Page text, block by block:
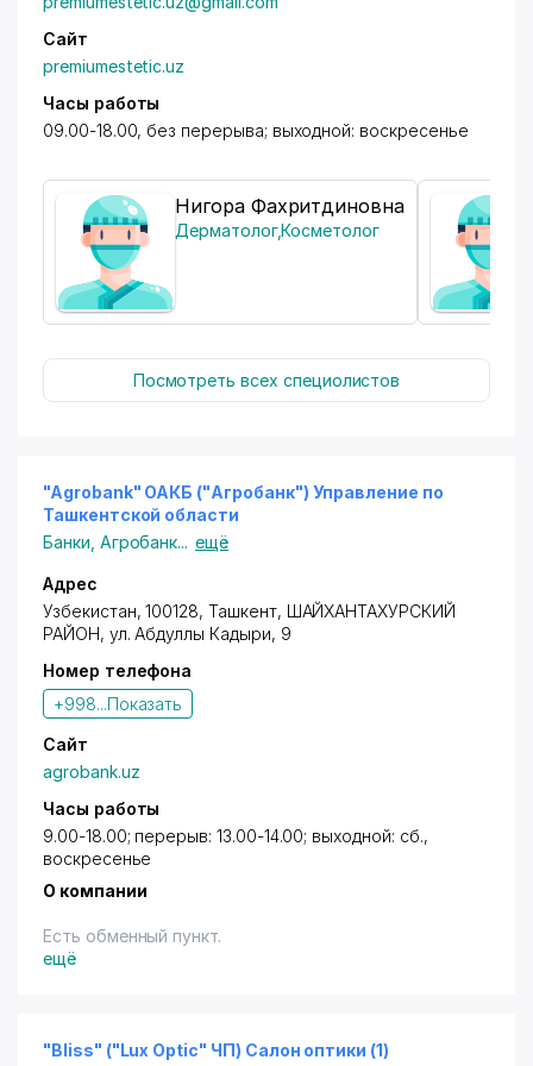
Сайт
premiumestetic.uz
Часы работы
09.00-18.00, без перерыва; выходной: воскресенье
Нигора Фахритдиновна
Дерматолог,Косметолог
Посмотреть всех специолистов
"Agrobank" ОАКБ ("Агробанк") Управление по
Ташкентской области
Банки Агробанк... ещё
Адрес
Узбекистан, 100128, Ташкент, ШАЙХАНТАХУРСКИЙ
РАЙОН, ул. Абдуллы Кадыри, 9
Номер телефона
+998...Показать
Сайт
agrobank.uz
Часы работы
9.00-18.00; перерыв: 13.00-14.00; выходной: сб.,
воскресенье
О компании
Есть обменный пункт.
ещё
"Bliss" ("Lux Optic" ЧП) Салон оптики (1)